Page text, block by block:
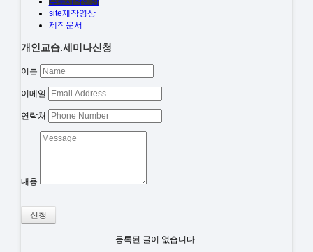
site제작영상
제작문서
개인교습.세미나신청
이름
이메일
연락처
내용
신청
등록된 글이 없습니다.